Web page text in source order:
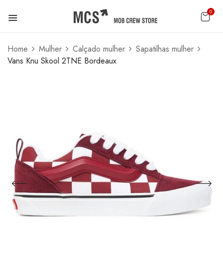
0
Home Mulher Calçado mulher
Sapatilhas mulher
Vans Knu Skool 2TNE Bordeaux